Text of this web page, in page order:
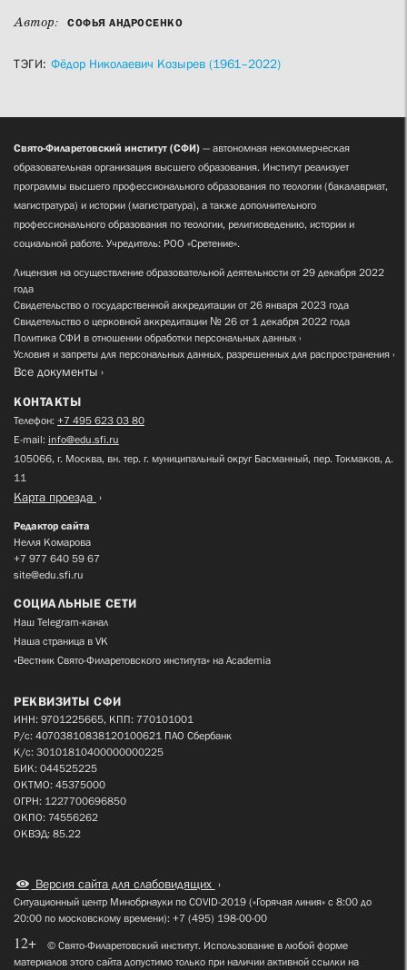
Автор: СОФЬЯ АНДРОСЕНКО
ТЭГИ: Фёдор Николаевич Козырев (1961–2022)
Свято-Филаретовский институт (СФИ) — автономная некоммерческая
образовательная организация высшего образования. Институт реализует
программы высшего профессионального образования по теологии (бакалавриат,
магистратура) и истории (магистратура), а также дополнительного
профессионального образования по теологии, религиоведению, истории и
социальной работе. Учредитель: РОО «Сретение».
Лицензия на осуществление образовательной деятельности от 29 декабря 2022
года
Свидетельство о государственной аккредитации от 26 января 2023 года
Свидетельство о церковной аккредитации № 26 от 1 декабря 2022 года
Политика СФИ в отношении обработки персональных данных
Условия и запреты для персональных данных, разрешенных для распространения
Все документы
КОНТАКТЫ
Телефон: +7 495 623 03 80
E-mail: info@edu.sfi.ru
105066, г. Москва, вн. тер. г. муниципальный округ Басманный, пер. Токмаков, д.
11
Карта проезда
Редактор сайта
Нелля Комарова
+7 977 640 59 67
site@edu.sfi.ru
СОЦИАЛЬНЫЕ СЕТИ
Наш Telegram-канал
Наша страница в VK
«Вестник Свято-Филаретовского института» на Academia
РЕКВИЗИТЫ СФИ
ИНН: 9701225665, КПП: 770101001
Р/с: 40703810838120100621 ПАО Сбербанк
К/с: 30101810400000000225
БИК: 044525225
ОКТМО: 45375000
ОГРН: 1227700696850
ОКПО: 74556262
ОКВЭД: 85.22
Версия сайта для слабовидящих
Ситуационный центр Минобрнауки по COVID-2019 («Горячая линия» с 8:00 до
20:00 по московскому времени): +7 (495) 198-00-00
12+
© Свято-Филаретовский институт. Использование в любой форме
материалов этого сайта допустимо только при наличии активной ссылки на